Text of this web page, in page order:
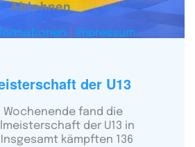
der U13
Wochenende fand die
der U13 in
kämpften 136
Ablehnen
Impressum